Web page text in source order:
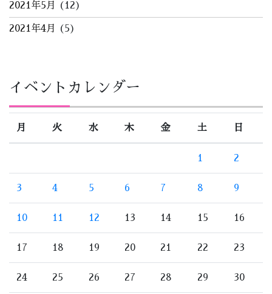
2021年5月 (12)
2021年4月 (5)
イベントカレンダー
月 火 水 木 金 土 日
1 2
3 4 5 6 7 8 9
10 11 12 13 14 15 16
17 18 19 20 21 22 23
24 25 26 27 28 29 30